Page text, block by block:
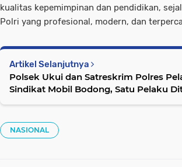
kualitas kepemimpinan dan pendidikan,
Polri yang profesional, modern, dan
Artikel Selanjutnya
Polsek Ukui dan Satreskrim Polres
Sindikat Mobil Bodong, Satu Pelaku
NASIONAL